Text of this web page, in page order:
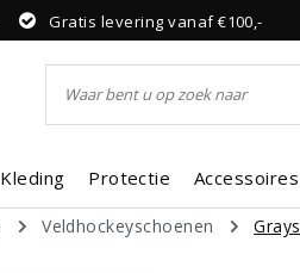
Gratis levering vanaf €100,-
Kleding Protectie Accessoires
Veldhockeyschoenen Grays